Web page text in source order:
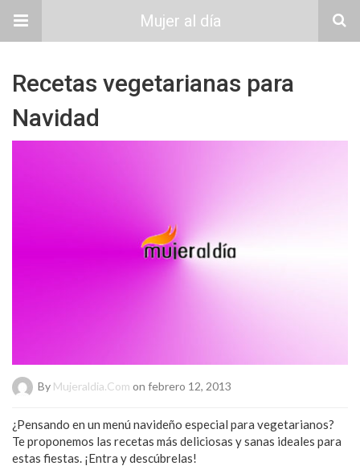
Mujer al día
Recetas vegetarianas para
Navidad
By Mujeraldia.com on febrero 12, 2013
¿Pensando en un menú navideño especial para vegetarianos?
Te proponemos las recetas más deliciosas y sanas ideales para
estas fiestas. ¡Entra y descúbrelas!